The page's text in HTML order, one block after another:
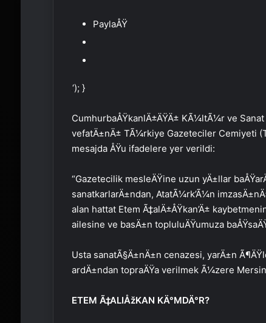
PaylaÅŸ
‘); }
CumhurbaÅŸkanlÄ±ÄŸÄ± KÃ¼ltÃ¼r ve
vefatÄ±nÄ± TÃ¼rkiye Gazeteciler Cemiyeti
mesajda ÅŸu ifadelere yer verildi:
“Gazetecilik mesleÄŸine uzun yÄ±llar
sanatkarlarÄ±ndan, AtatÃ¼rk’Ã¼n
alan hattat Etem Ã‡alÄ±ÅŸkan’Ä±
ailesine ve basÄ±n topluluÄŸumuza
Usta sanatÃ§Ä±nÄ±n cenazesi, yarÄ±n
ardÄ±ndan topraÄŸa verilmek Ã¼zere
ETEM Ã‡ALIÅžKAN KÄ°MDÄ°R?